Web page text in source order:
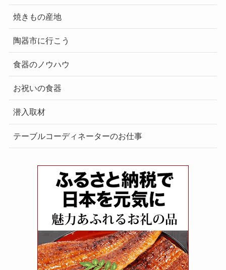
焼きもの産地
陶器市に行こう
食器のノウハウ
お祝いの食器
潜入取材
テーブルコーディネーターのお仕事